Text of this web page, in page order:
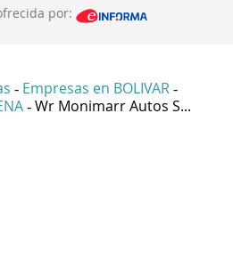
por:
- Empresas en BOLIVAR -
- Wr Monimarr Autos S...